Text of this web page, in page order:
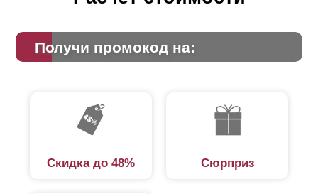
Получи промокод на:
Скидка до 48% Сюрприз